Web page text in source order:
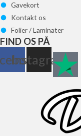
Gavekort
Kontakt os
Folier / Laminater
FIND OS PÅ
Instagram